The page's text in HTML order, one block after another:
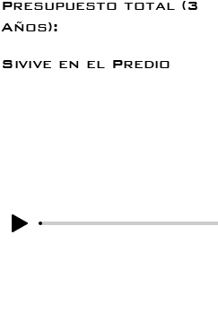
Presupuesto total (3
Años):
Sivive en el Predio